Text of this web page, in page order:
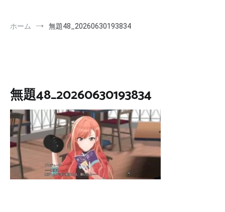
ホーム 無題48_20260630193834
無題48_20260630193834